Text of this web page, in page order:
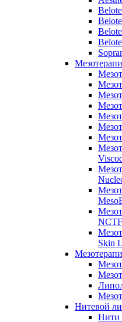
Skin
Нитевой
Нити